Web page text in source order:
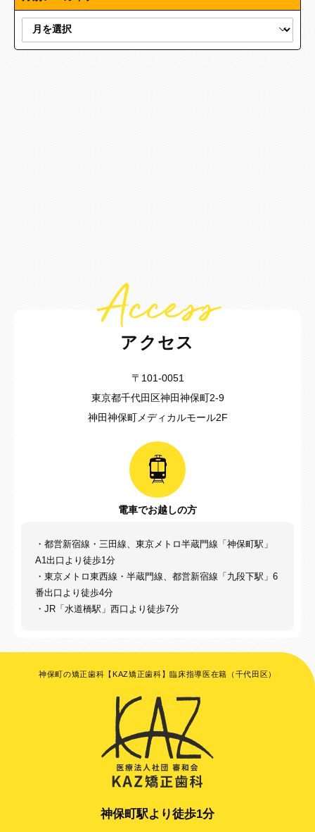
Access
アクセス
〒101-0051
東京都千代田区神田神保町2-9
神田神保町メディカルモール2F
電車でお越しの方
・都営新宿線・三田線、東京メトロ半蔵門線「神保町駅」
A1出口より徒歩1分
・東京メトロ東西線・半蔵門線、都営新宿線「九段下駅」6
番出口より徒歩4分
・JR「水道橋駅」西口より徒歩7分
神保町の矯正歯科【KAZ矯正歯科】臨床指導医在籍（千代田区）
神保町駅より徒歩1分